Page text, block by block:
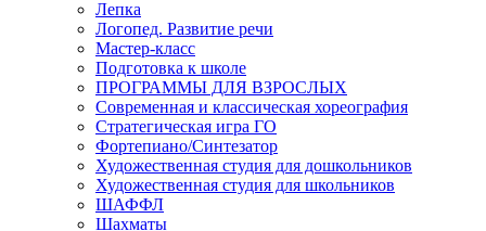
Лепка
Логопед. Развитие речи
Мастер-класс
Подготовка к школе
ПРОГРАММЫ ДЛЯ ВЗРОСЛЫХ
Современная и классическая хореография
Стратегическая игра ГО
Фортепиано/Синтезатор
Художественная студия для дошкольников
Художественная студия для школьников
ШАФФЛ
Шахматы